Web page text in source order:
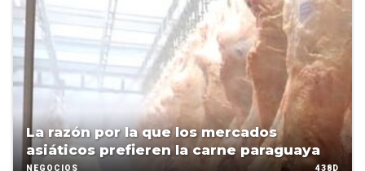
La razón por la que los mercados
asiáticos prefieren la carne paraguaya
NEGOCIOS 438D